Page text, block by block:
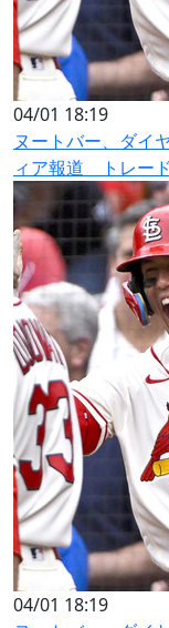
04/01 18:19
ヌートバー、ダイ
ィア報道 トレー
04/01 18:19